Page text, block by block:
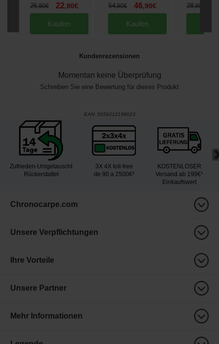
26,90€ 22,90€
Kaufen
54,90€ 46,90€
Kaufen
28,90
Kundenrezensionen
Momentan keine Überprüfung
Schreiben Sie eine Bewertung für dieses Produkt
EAN: 5056212198023
Zufrieden-Umgetauscht
Rückerstattet
3X 4X toll-free
de 90 a 2500€²
KOSTENLOSER
Versand ab 199€¹
Einkaufswert
Chronocarpe.com
Unsere Verpflichtungen
Ihre Vorteile
Unsere Partner
Mehr Informationen